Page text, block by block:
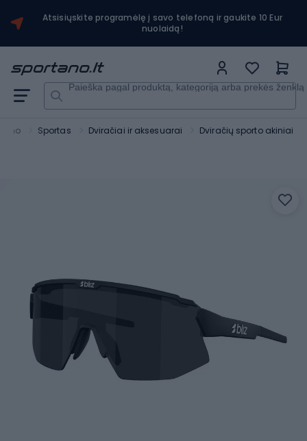
Atsisiųskite programėlę į savo telefoną ir gaukite 10 Eur
nuolaidą!
Paieška pagal produktą, kategoriją arba prekės ženklą
Sportas Dviračiai ir aksesuarai Dviračių sporto akiniai